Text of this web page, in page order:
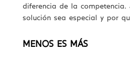
diferencia de la competencia.
solución sea especial y por
MENOS ES MÁS